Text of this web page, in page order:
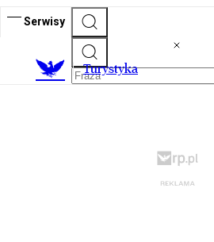
Serwisy
Turystyka